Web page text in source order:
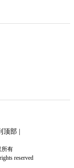
顶部|
所有
reserved